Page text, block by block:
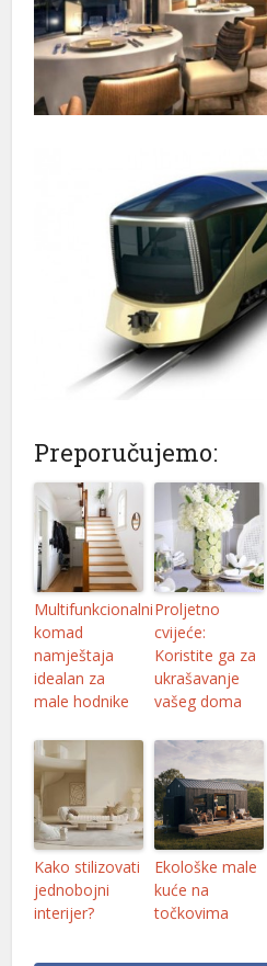
Preporučujemo:
Multifunkcionalni
komad
namještaja
idealan za
male hodnike
Proljetno
cvijeće:
Koristite ga za
ukrašavanje
vašeg doma
Kako stilizovati
jednobojni
interijer?
Ekološke male
kuće na
točkovima